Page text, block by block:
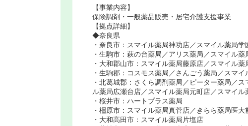
【事業内容】
保険調剤・一般薬品販売・居宅介護支援事業
【拠点詳細】
◆奈良県
・奈良市：スマイル薬局神功店／スマイル薬局学
・生駒市：萩の台薬局／アリス薬局／スマイル
・大和郡山市：スマイル薬局藤原店／スマイル薬
・生駒郡：コスモス薬局／さんごう薬局／スマ
・北葛城郡：さくら調剤薬局／ピーター薬局／
ル薬局広瀬台店／スマイル薬局元町店／スマイル
・桜井市：ハートプラス薬局
・橿原市：スマイル薬局真菅店／きらら薬局医大
・大和高田市：スマイル薬局片塩店